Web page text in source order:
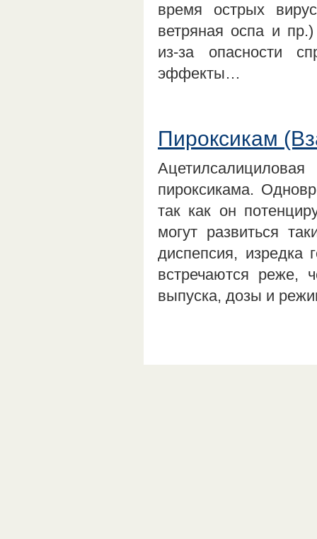
время острых
ветряная оспа и
из-за опасности
эффекты…
Пироксикам
пироксикама.
так как он
могут развиться
диспепсия, изредка
встречаются реже,
выпуска, дозы и